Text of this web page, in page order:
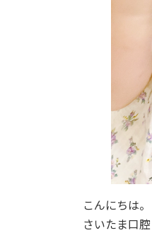
こんにちは。
さいたま口